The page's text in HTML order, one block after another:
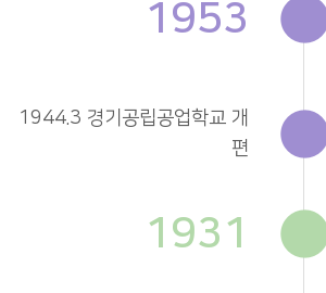
1953
1944.3 경기공립공업학교 개
편
1931